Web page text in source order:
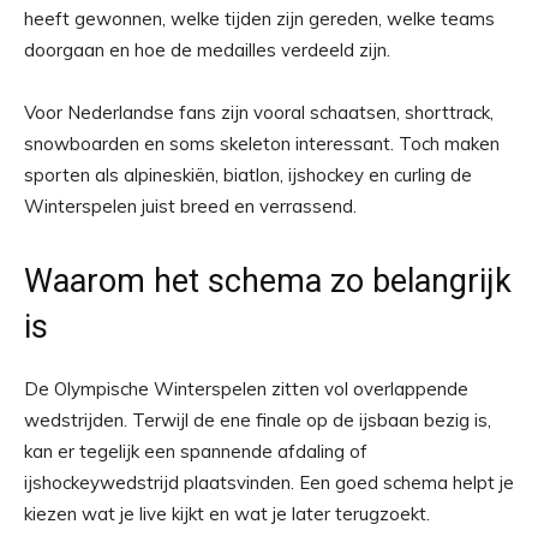
heeft gewonnen, welke tijden zijn gereden, welke teams
doorgaan en hoe de medailles verdeeld zijn.
Voor Nederlandse fans zijn vooral schaatsen, shorttrack,
snowboarden en soms skeleton interessant. Toch maken
sporten als alpineskiën, biatlon, ijshockey en curling de
Winterspelen juist breed en verrassend.
Waarom het schema zo belangrijk
is
De Olympische Winterspelen zitten vol overlappende
wedstrijden. Terwijl de ene finale op de ijsbaan bezig is,
kan er tegelijk een spannende afdaling of
ijshockeywedstrijd plaatsvinden. Een goed schema helpt je
kiezen wat je live kijkt en wat je later terugzoekt.